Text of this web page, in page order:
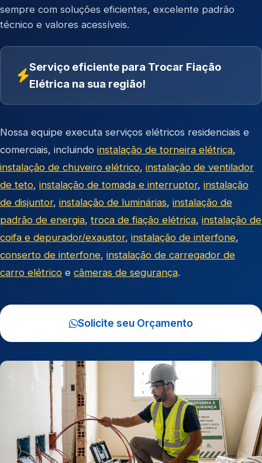
sempre com soluções eficientes, excelente padrão
técnico e valores acessíveis.
Serviço eficiente para Trocar Fiação
Elétrica na sua região!
Nossa equipe executa serviços elétricos residenciais e
comerciais, incluindo instalação de torneira elétrica,
instalação de chuveiro elétrico, instalação de ventilador
de teto, instalação de tomada e interruptor, instalação
de disjuntor, instalação de luminárias, instalação de
padrão de energia, troca de fiação elétrica, instalação de
coifa e depurador/exaustor, instalação de interfone,
conserto de interfone, instalação de carregador de
carro elétrico e câmeras de segurança.
Solicite seu Orçamento